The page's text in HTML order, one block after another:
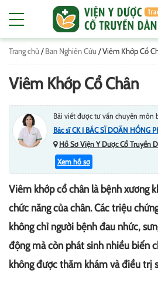
Trang chủ /Ban Nghiên Cứu /Viêm Khớp Cổ
Viêm Khớp Cổ Chân
Bài viết được tư vấn chuyên môn
Bác sĩ CK I BÁC SĨ DOÃN HỒNG
Hồ Sơ Viện Y Dược Cổ Truyền
Xem hồ sơ
Viêm khớp cổ chân là bệnh xương
chức năng của chân. Các triệu
không chỉ người bệnh đau nhức,
động mà còn phát sinh nhiều biến
không được thăm khám và điều trị